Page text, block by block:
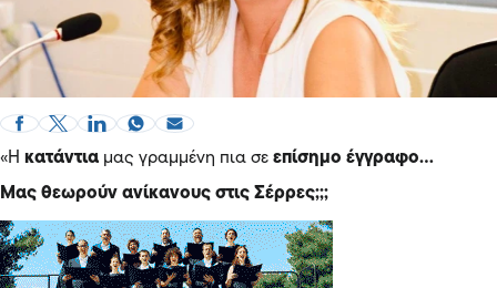
«Η κατάντια μας γραμμένη πια σε επίσημο έγγραφο…
Μας θεωρούν ανίκανους στις Σέρρες;;;